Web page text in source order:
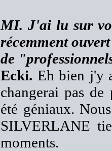
MI. J'ai lu sur
récemment
de
Ecki. Eh bien j'y
changerai pas
été géniaux.
SILVERLANE
moments.